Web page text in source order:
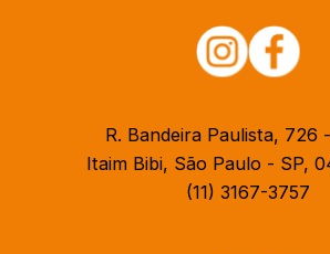
R. Bandeira Paulista, 726
Itaim Bibi, São Paulo - SP,
(11) 3167-3757